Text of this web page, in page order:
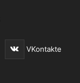
VKontakte